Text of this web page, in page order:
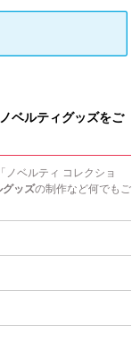
ベルティグッズをご
ノベルティ コレクショ
グッズの制作など何でもご